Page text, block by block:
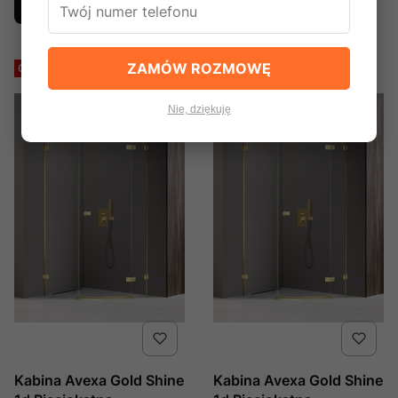
New Trendy, Numer Kat:
Exk-3860
Do koszyka
Okazja
Kabina Avexa Gold Shine
Okazja
Kabina Avexa Gold Shine
ZAMÓW ROZMOWĘ
Nie, dziękuję